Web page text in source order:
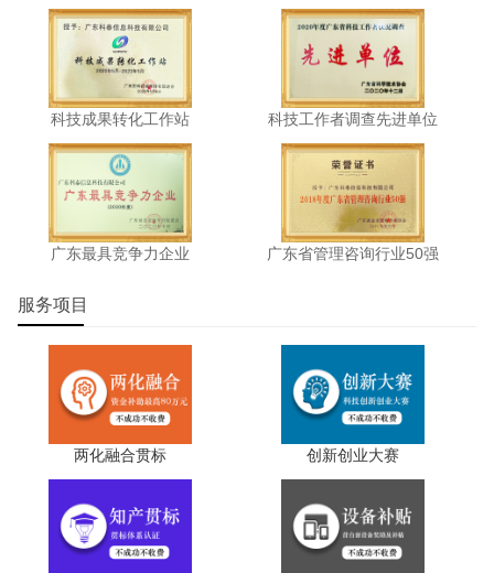
产品迭代升级。鼓励装备制造企业加强与保险公司、用户协
商配合，建立完善的首台(套)反馈迭代机制，及时获得装备
使用情况、质量情况、出险情况等，加快装备迭代升级。
科泰集团(https://www.gdktzx.com/)成立17年来，致力于
高新技术企业认定 名优高新技术产品认定、省市工程
中心认定、省市企业技术中心认定、省市工业设计中心认
定、省市重点实验室认定、新型研发机构认定、专精特新中
小企业、专精特新“小巨人”、制造业单项冠军、专利软著申
业评价入库、创新创业大赛、专利奖、科学技术奖、
果评价
科技成果转化工作站 科技工作者调查先进单位
广东最具竞争力企业 广东省管理咨询行业50强
服务项目
两化融合贯标 创新创业大赛